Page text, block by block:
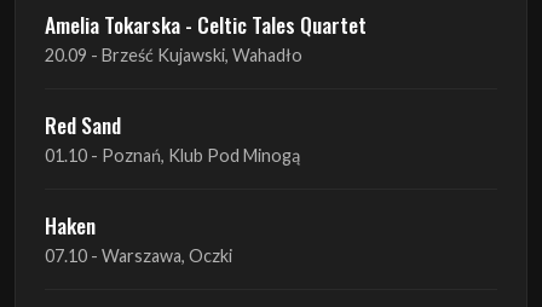
Amelia Tokarska - Celtic Tales Quartet
20.09 - Brześć Kujawski, Wahadło
Red Sand
01.10 - Poznań, Klub Pod Minogą
Haken
07.10 - Warszawa, Oczki